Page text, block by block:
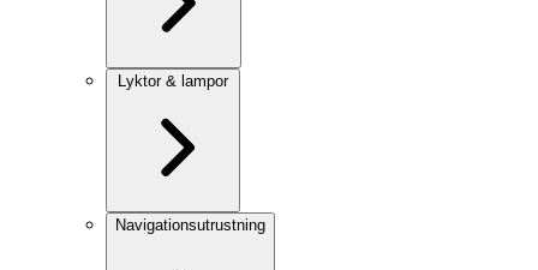
Lyktor & lampor
Navigationsutrustning